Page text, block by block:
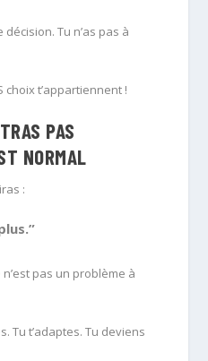
Tu n’as pas à
choix t’appartiennent !
PAS
NORMAL
:
n’est pas un problème à
Tu t’adaptes. Tu deviens